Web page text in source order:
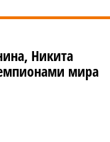
Никита
мира